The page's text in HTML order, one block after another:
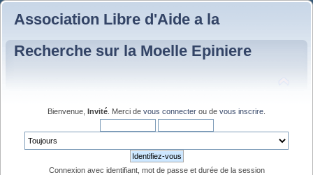
Association Libre d'Aide a la
Recherche sur la Moelle Epiniere
Bienvenue, Invité . Merci de vous connecter ou de vous inscrire
Connexion avec identifiant, mot de passe et durée de la session